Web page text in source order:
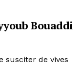
Bouaddi
susciter de vives